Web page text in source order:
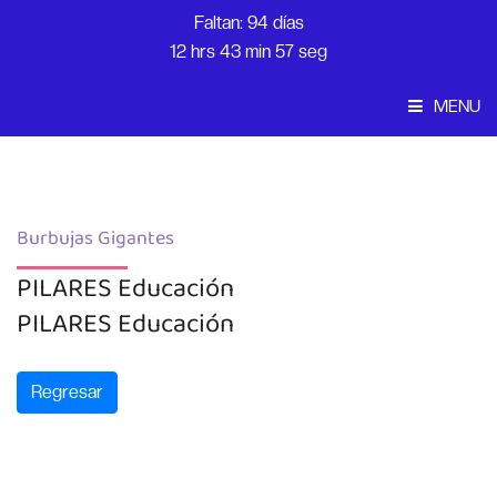
Faltan: 94 días
12 hrs 43 min 56 seg
MENU
Inicio
Burbujas Gigantes
PILARES Educación
PILARES Educación
Regresar